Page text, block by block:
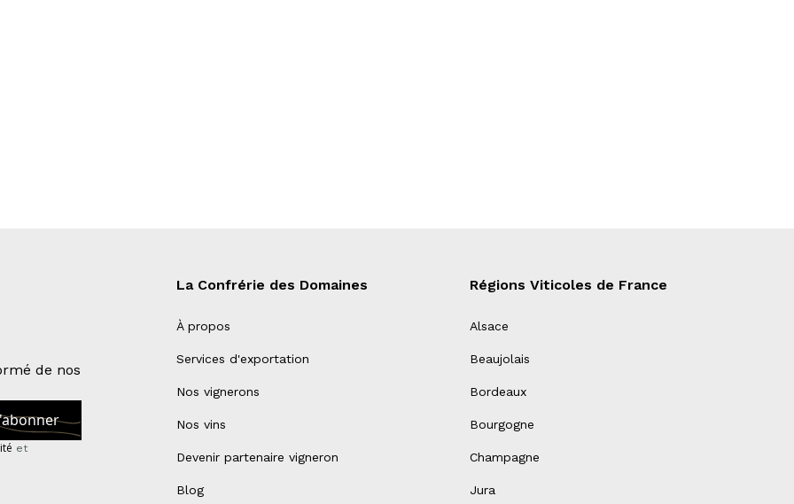
de nos
et
La Confrérie des Domaines
À propos
Services d'exportation
Nos vignerons
Nos vins
Devenir partenaire vigneron
Blog
Régions Viticoles de France
Alsace
Beaujolais
Bordeaux
Bourgogne
Champagne
Jura